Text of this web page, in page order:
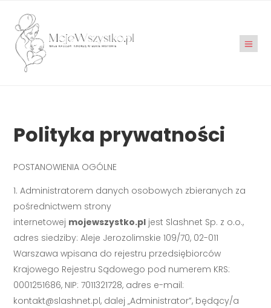
Polityka prywatności
POSTANOWIENIA OGÓLNE
Administratorem danych osobowych zbieranych za
pośrednictwem strony
internetowej mojewszystko.pl jest Slashnet Sp. z o.o.,
adres siedziby: Aleje Jerozolimskie 109/70, 02-011
Warszawa wpisana do rejestru przedsiębiorców
Krajowego Rejestru Sądowego pod numerem KRS:
0001251686, NIP: 7011321728, adres e-mail:
kontakt@slashnet.pl, dalej „Administrator”, będący/a